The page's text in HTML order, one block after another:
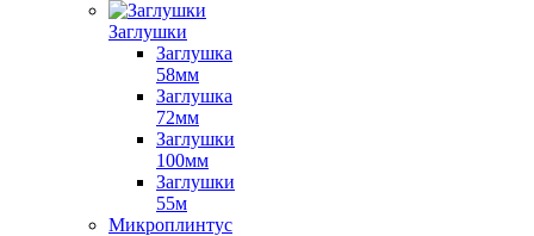
Заглушки
Заглушка
58мм
Заглушка
72мм
Заглушки
100мм
Заглушки
55м
Микроплинтус